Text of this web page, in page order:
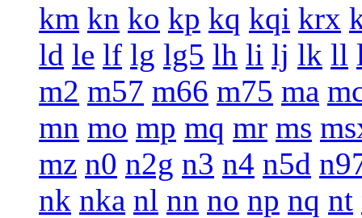
km kn ko kp kq kqi krx
ld le lf lg lg5 lh li lj lk ll
m2 m57 m66 m75 ma
mn mo mp mq mr ms
mz n0 n2g n3 n4 n5d
nk nka nl nn no np nq nt